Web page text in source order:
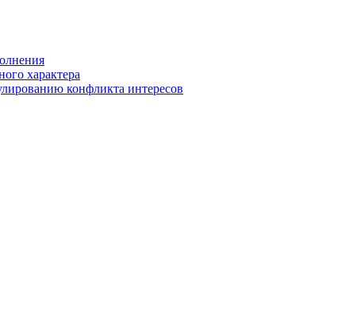
характера
конфликта интересов